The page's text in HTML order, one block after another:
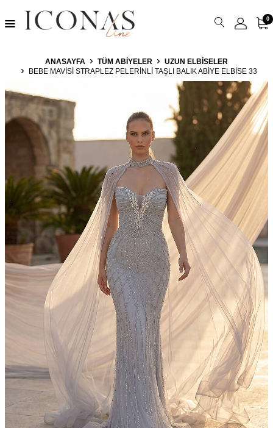
0
ANASAYFA TÜM ABIYELER
UZUN ELBISELER
BEBE MAVISI STRAPLEZ PELERINLI TAŞLI BALIK ABIYE ELBISE 33